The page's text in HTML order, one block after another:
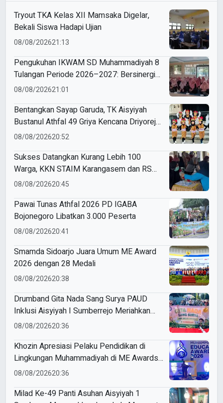
Tryout TKA Kelas XII Mamsaka Digelar,
Bekali Siswa Hadapi Ujian
08/08/202621:13
Pengukuhan IKWAM SD Muhammadiyah 8
Tulangan Periode 2026–2027: Bersinergi
Mewujudkan Sekolah Hebat yang Islami,
08/08/202621:01
Bentangkan Sayap Garuda, TK Aisyiyah
Bustanul Athfal 49 Griya Kencana Driyorejo
Perdana Ikut Karnaval Budaya di
08/08/202620:52
Sukses Datangkan Kurang Lebih 100
Warga, KKN STAIM Karangasem dan RS
Arsy Gelar Cek Kesehatan Gratis di
08/08/202620:45
Pawai Tunas Athfal 2026 PD IGABA
Bojonegoro Libatkan 3.000 Peserta
08/08/202620:41
Smamda Sidoarjo Juara Umum ME Award
2026 dengan 28 Medali
08/08/202620:38
Drumband Gita Nada Sang Surya PAUD
Inklusi Aisyiyah I Sumberrejo Meriahkan
Pawai Tunas Athfal Bojonegoro
08/08/202620:36
Khozin Apresiasi Pelaku Pendidikan di
Lingkungan Muhammadiyah di ME Awards
2026
08/08/202620:36
Milad Ke-49 Panti Asuhan Aisyiyah 1